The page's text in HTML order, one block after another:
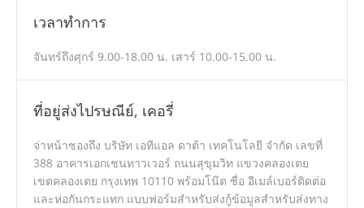
เวลาทำการ
จันทร์ถึงศุกร์ 9.00-18.00 น. เสาร์ 10.00-15.00 น.
ที่อยู่ส่งไปรษณีย์, เคอรี่
จ่าหน้าซองถึง บริษัท เอทีแอล ดาต้า เทคโนโลยี จำกัด เลขที่
388 อาคารเอกเชนทาวเวอร์ ถนนสุขุมวิท แขวงคลองเตย
เขตคลองเตย กรุงเทพ 10110 พร้อมโน๊ต ชื่อ อีเมล์เบอร์ติดต่อ
และห่อกันกระแทก แบบฟอร์มสำหรับส่งกู้ข้อมูลสำหรับส่งทาง